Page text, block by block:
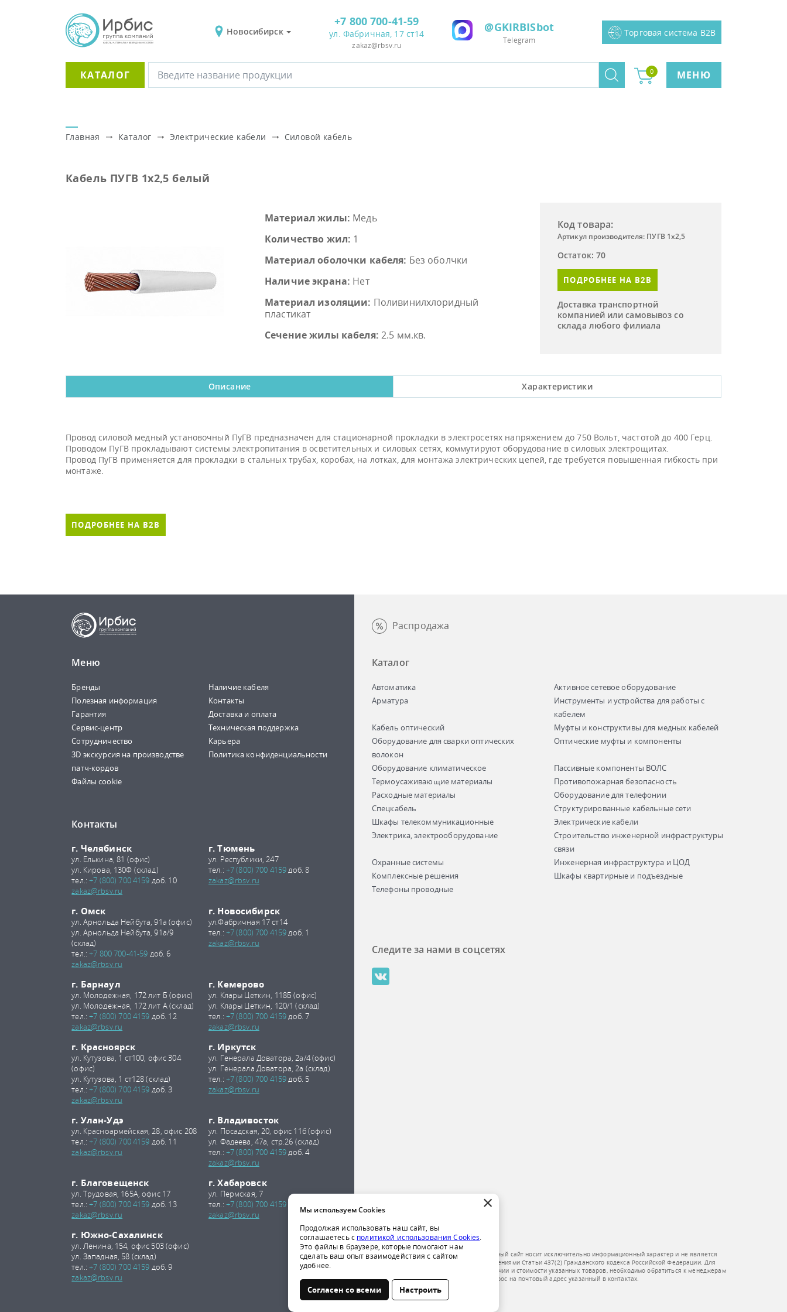
Новосибирск
+7 800 700-41-59
ул. Фабричная, 17 ст14
zakaz@rbsv.ru
@GKIRBISbot
Telegram
Торговая система B2B
КАТАЛОГ 0 МЕНЮ
Главная Каталог Электрические кабели Силовой кабель
Кабель ПУГВ 1х2,5 белый
Материал жилы: Медь
Количество жил: 1
Материал оболочки кабеля: Без оболчки
Наличие экрана: Нет
Материал изоляции: Поливинилхлоридный
пластикат
Сечение жилы кабеля: 2.5 мм.кв.
Код товара:
Артикул производителя: ПУГВ 1х2,5
Остаток: 70
ПОДРОБНЕЕ НА B2B
Доставка транспортной
компанией или самовывоз со
склада любого филиала
Описание Характеристики
Провод силовой медный установочный ПуГВ предназначен для стационарной прокладки в электросетях напряжением до 750 Вольт, частотой до 400 Герц.
Проводом ПуГВ прокладывают системы электропитания в осветительных и силовых сетях, коммутируют оборудование в силовых электрощитах.
Провод ПуГВ применяется для прокладки в стальных трубах, коробах, на лотках, для монтажа электрических цепей, где требуется повышенная гибкость при
монтаже.
ПОДРОБНЕЕ НА B2B
Меню
Бренды
Наличие кабеля
Полезная информация
Контакты
Гарантия
Доставка и оплата
Сервис-центр
Техническая поддержка
Сотрудничество
Карьера
3D экскурсия на производстве
патч-кордов
Политика конфиденциальности
Файлы cookie
Контакты
г. Челябинск
ул. Елькина, 81 (офис)
ул. Кирова, 130Ф (склад)
тел.:+7 (800) 700 4159 доб. 10
zakaz@rbsv.ru
г. Тюмень
ул. Республики, 247
тел.: +7 (800) 700 4159доб. 8
zakaz@rbsv.ru
г. Омск
ул. Арнольда Нейбута, 91а (офис)
ул. Арнольда Нейбута, 91а/9
(склад)
тел.:+7 800 700-41-59 доб. 6
zakaz@rbsv.ru
г. Новосибирск
ул.Фабричная 17 ст14
тел.: +7 (800) 700 4159доб. 1
zakaz@rbsv.ru
г. Барнаул
ул. Молодежная, 172 лит Б (офис)
ул. Молодежная, 172 лит А (склад)
тел.:+7 (800) 700 4159 доб. 12
zakaz@rbsv.ru
г. Кемерово
ул. Клары Цеткин, 118Б (офис)
ул. Клары Цеткин, 120/1 (склад)
тел.: +7 (800) 700 4159доб. 7
zakaz@rbsv.ru
г. Красноярск
ул. Кутузова, 1 ст100, офис 304
(офис)
ул. Кутузова, 1 ст128 (склад)
тел.:+7 (800) 700 4159 доб. 3
zakaz@rbsv.ru
г. Иркутск
ул. Генерала Доватора, 2а/4 (офис)
ул. Генерала Доватора, 2а (склад)
тел.: +7 (800) 700 4159доб. 5
zakaz@rbsv.ru
г. Улан-Удэ
ул. Красноармейская, 28, офис 208
тел.:+7 (800) 700 4159 доб. 11
zakaz@rbsv.ru
г. Владивосток
ул. Посадская, 20, офис 11б (офис)
ул. Фадеева, 47а, стр.26 (склад)
тел.: +7 (800) 700 4159доб. 4
zakaz@rbsv.ru
г. Благовещенск
ул. Трудовая, 165А, офис 17
тел.:+7 (800) 700 4159 доб. 13
zakaz@rbsv.ru
г. Хабаровск
ул. Пермская, 7
тел.: +7 (800) 700 4159
zakaz@rbsv.ru
г. Южно-Сахалинск
ул. Ленина, 154, офис 503 (офис)
ул. Западная, 58 (склад)
тел.:+7 (800) 700 4159 доб. 9
zakaz@rbsv.ru
Распродажа
Каталог
Автоматика
Активное сетевое оборудование
Арматура
Инструменты и устройства для работы с
кабелем
Кабель оптический
Муфты и конструктивы для медных кабелей
Оборудование для сварки оптических
волокон
Оптические муфты и компоненты
Оборудование климатическое
Пассивные компоненты ВОЛС
Термоусаживающие материалы
Противопожарная безопасность
Расходные материалы
Оборудование для телефонии
Спецкабель
Структурированные кабельные сети
Шкафы телекоммуникационные
Электрические кабели
Электрика, электрооборудование
Строительство инженерной инфраструктуры
связи
Охранные системы
Инженерная инфраструктура и ЦОД
Комплексные решения
Шкафы квартирные и подъездные
Телефоны проводные
Следите за нами в соцсетях
Обращаем ваше внимание на то, что данный сайт носит исключительно информационный характер и не является
публичной офертой, определяемой положениями Статьи 437(2) Гражданского кодекса Российской Федерации. Для
получения подробной информации о наличии и стоимости указанных товаров, необходимо обратиться к менеджерам
компании по телефону или отправить запрос на почтовый адрес указанный в контактах.
×
Мы используем Cookies
Продолжая использовать наш сайт, вы
соглашаетесь с политикой использования Cookies.
Это файлы в браузере, которые помогают нам
сделать ваш опыт взаимодействия с сайтом
удобнее.
Согласен со всеми Настроить